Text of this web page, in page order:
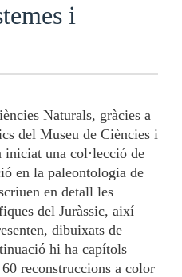
i
Naturals, gràcies a
del Museu de Ciències i
una col·lecció de
en la paleontologia de
en detall les
del Juràssic, així
dibuixats de
hi ha capítols
reconstruccions a color